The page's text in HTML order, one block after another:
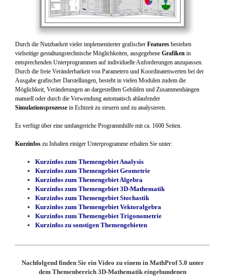
Durch die Nutzbarkeit vieler implementierter grafischer Features bestehen
vielseitige gestaltungstechnische Möglichkeiten, ausgegebene Grafiken in
entsprechenden Unterprogrammen auf individuelle Anforderungen anzupassen.
Durch die freie Veränderbarkeit von Parametern und Koordinatenwerten bei der
Ausgabe grafischer Darstellungen, besteht in vielen Modulen zudem die
Möglichkeit, Veränderungen an dargestellten Gebilden und Zusammenhängen
manuell oder durch die Verwendung automatisch ablaufender
Simulationsprozesse in Echtzeit zu steuern und zu analysieren.
Es verfügt über eine umfangreiche Programmhilfe mit ca. 1600 Seiten.
Kurzinfos zu Inhalten einiger Unterprogramme erhalten Sie unter:
Kurzinfos zum Themengebiet Analysis
Kurzinfos zum Themengebiet Geometrie
Kurzinfos zum Themengebiet Algebra
Kurzinfos zum Themengebiet 3D-Mathematik
Kurzinfos zum Themengebiet Stochastik
Kurzinfos zum Themengebiet Vektoralgebra
Kurzinfos zum Themengebiet Trigonometrie
Kurzinfos zu sonstigen Themengebieten
Nachfolgend finden Sie ein Video zu einem in MathProf 5.0 unter
dem Themenbereich 3D-Mathematik eingebundenen